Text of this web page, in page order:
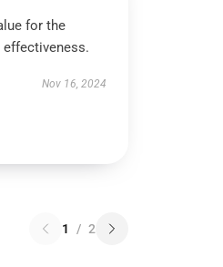
for the
effectiveness.
Nov 16, 2024
1 / 2